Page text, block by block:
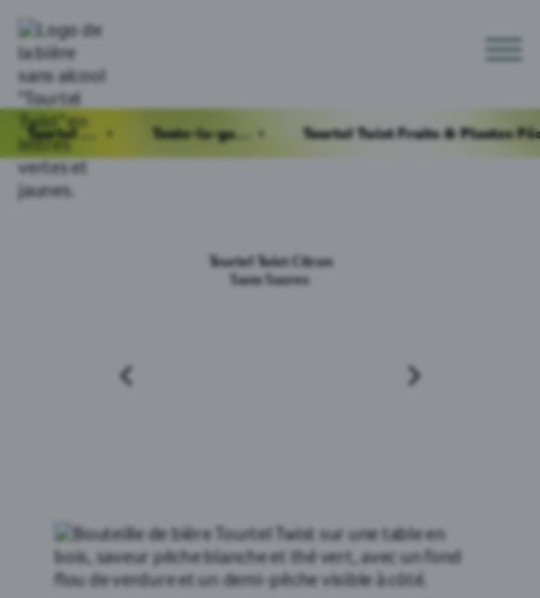
Tourtel Twist Toute-la-gamme
Tourtel Twist Citron
Sans Sucres